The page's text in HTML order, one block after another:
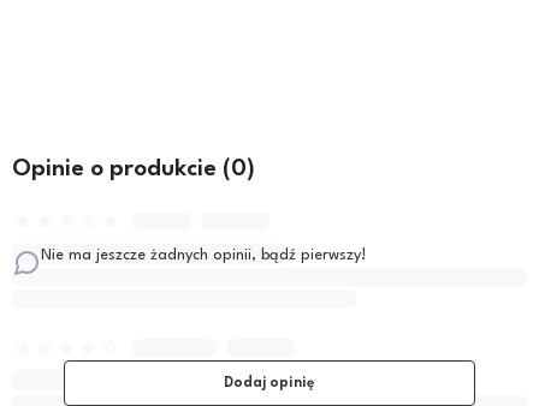
Opinie o produkcie (0)
Nie ma jeszcze żadnych opinii, bądź pierwszy!
Dodaj opinię